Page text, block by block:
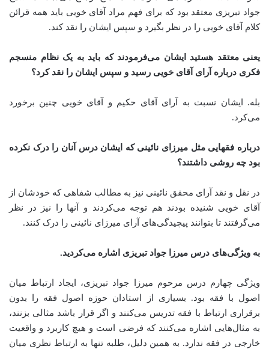
جواد تبریزی معتقد بود که برای فهم مراد آقای خویی باید همه قرائن
کلام آقای خویی را در نظر بگیرد و سپس ایشان را نقد کند.
یعنی معتقد هستید ایشان می‌فرمودند که باید به یک نظام منسجم
فکری درباره آرای آقای خویی رسید و سپس ایشان را نقد کرد؟
بله. ایشان نسبت به آرای آقای حکیم و آقای خویی چنین برخورد
می‌کرد.
درباره فقهایی مثل میرزای نائینی که ایشان درس آنان را درک نکرده
بود چه روشی داشتند؟
در نقل و نقد آرای محقق نائینی نیز به مطالب شفاهی که خودشان از
آقای خویی شنیده بودند هم توجه می‌کردند و آنها را نیز در نظر
می‌گرفتند تا بتوانند پیچیدگی‌های آرای میرزای نائینی را درک کنند.
به ویژگی‌های درس میرزا جواد تبریزی اشاره می‌کردید.
ویژگی چهارم درس مرحوم میرزا جواد تبریزی، ایجاد ارتباط میان
اصول با فقه بود. بسیاری از استادان حوزه اصول فقه را بدون
برقراری ارتباط با فقه تدریس می‌کنند و اگر قرار باشد مثالی بزنند،
به مثال‌هایی اشاره می‌کنند که فرضی است و هیچ کاربرد و واقعیت
خارجی در فقه ندارد. به همین دلیل، طلبه تنها به ارتباط نظری میان